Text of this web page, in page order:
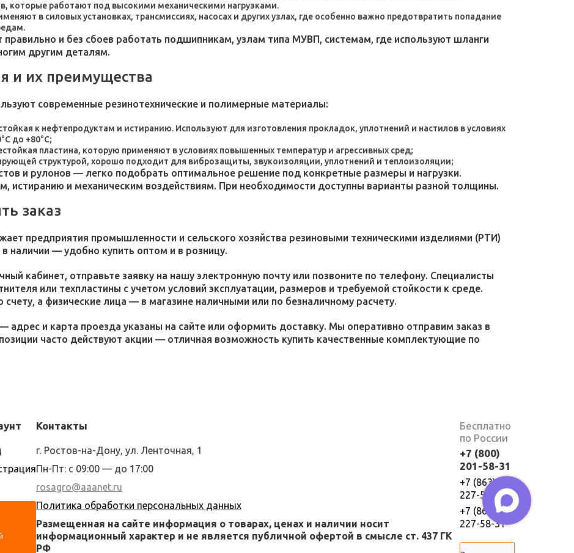
которые работают под высокими механическими нагрузками.
в силовых установках, трансмиссиях, насосах и других узлах, где особенно важно предотвратить попадание
и без сбоев работать подшипникам, узлам типа МУВП, системам, где используют шланги
другим деталям.
и их преимущества
современные резинотехнические и полимерные материалы:
к нефтепродуктам и истиранию. Используют для изготовления прокладок, уплотнений и настилов в условиях
до +80°C;
пластина, которую применяют в условиях повышенных температур и агрессивных сред;
структурой, хорошо подходит для виброзащиты, звукоизоляции, уплотнений и теплоизоляции;
и рулонов — легко подобрать оптимальное решение под конкретные размеры и нагрузки.
истиранию и механическим воздействиям. При необходимости доступны варианты разной толщины.
заказ
предприятия промышленности и сельского хозяйства резиновыми техническими изделиями (РТИ)
наличии — удобно купить оптом и в розницу.
кабинет, отправьте заявку на нашу электронную почту или позвоните по телефону. Специалисты
или техпластины с учетом условий эксплуатации, размеров и требуемой стойкости к среде.
счету, а физические лица — в магазине наличными или по безналичному расчету.
адрес и карта проезда указаны на сайте или оформить доставку. Мы оперативно отправим заказ в
часто действуют акции — отличная возможность купить качественные комплектующие по
Контакты
г. Ростов-на-Дону, ул. Ленточная, 1
Пн-Пт: с 09:00 — до 17:00
rosagro@aaanet.ru
Политика обработки персональных данных
Размещенная на сайте информация о товарах, ценах и наличии носит
информационный характер и не является публичной офертой в смысле ст. 437 ГК
РФ
Бесплатно
по России
+7 (800)
201-58-31
+7 (863)
227-58-30
+7 (863)
227-58-31